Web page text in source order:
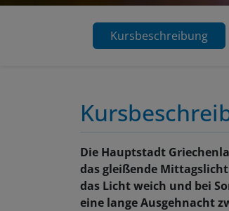
Kursbeschreibung
Die Hauptstadt
das gleißende
das Licht weich und bei
eine lange Ausgehnacht